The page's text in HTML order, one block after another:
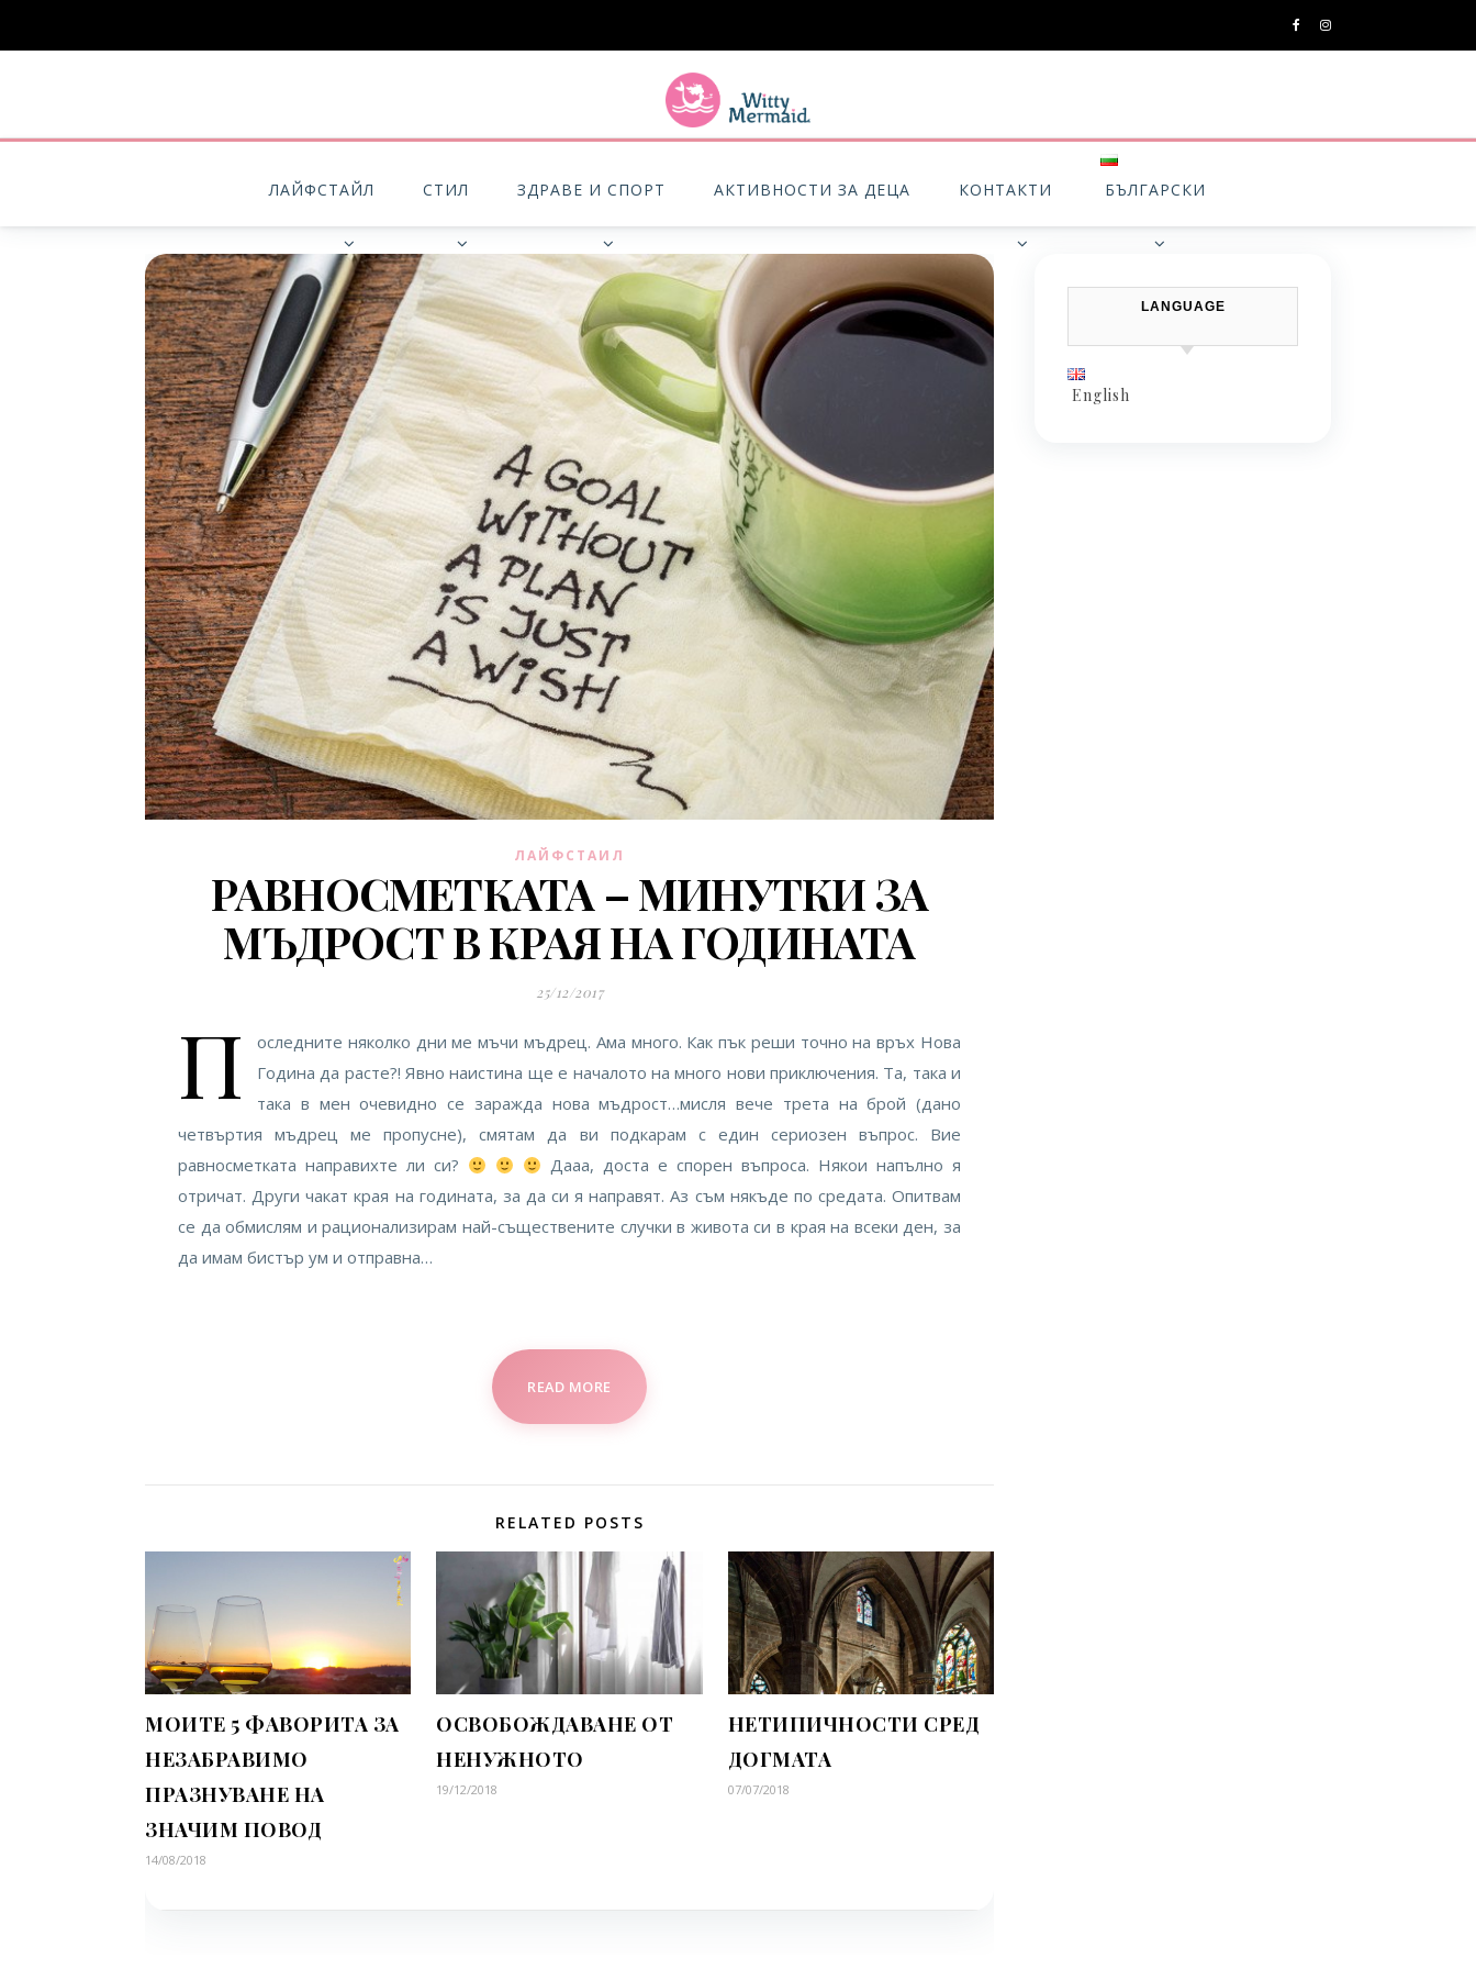
ЛАЙФСТАЙЛ СТИЛ ЗДРАВЕ И СПОРТ АКТИВНОСТИ ЗА ДЕЦА КОНТАКТИ БЪЛГАРСКИ
ЛАЙФСТАИЛ
РАВНОСМЕТКАТА – МИНУТКИ ЗА
МЪДРОСТ В КРАЯ НА ГОДИНАТА
25/12/2017
П
оследните няколко дни ме мъчи мъдрец. Ама много. Как пък реши точно на връх Нова
Година да расте?! Явно наистина ще е началото на много нови приключения. Та, така и
така в мен очевидно се заражда нова мъдрост…мисля вече трета на брой (дано
четвъртия мъдрец ме пропусне), смятам да ви подкарам с един сериозен въпрос. Вие
равносметката направихте ли си?
Дааа, доста е спорен въпроса. Някои напълно я
отричат. Други чакат края на годината, за да си я направят. Аз съм някъде по средата. Опитвам
се да обмислям и рационализирам най-съществените случки в живота си в края на всеки ден, за
да имам бистър ум и отправна…
READ MORE
RELATED POSTS
МОИТЕ 5 ФАВОРИТА ЗА
НЕЗАБРАВИМО
ПРАЗНУВАНЕ НА
ЗНАЧИМ ПОВОД
14/08/2018
ОСВОБОЖДАВАНЕ ОТ
НЕНУЖНОТО
19/12/2018
НЕТИПИЧНОСТИ СРЕД
ДОГМАТА
07/07/2018
LANGUAGE
English